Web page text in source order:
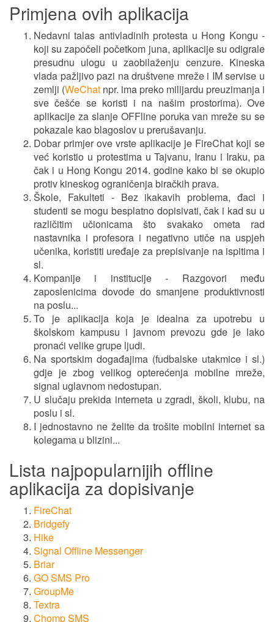
Primjena ovih aplikacija
Nedavni talas antivladinih protesta u Hong Kongu -
koji su započeli početkom juna, aplikacije su odigrale
presudnu ulogu u zaobilaženju cenzure. Kineska
vlada pažljivo pazi na društvene mreže i IM servise u
zemlji (WeChat npr. ima preko milijardu preuzimanja i
sve češće se koristi i na našim prostorima). Ove
aplikacije za slanje OFFline poruka van mreže su se
pokazale kao blagoslov u prerušavanju.
Dobar primjer ove vrste aplikacije je FireChat koji se
već koristio u protestima u Tajvanu, Iranu i Iraku, pa
čak i u Hong Kongu 2014. godine kako bi se okupio
protiv kineskog ograničenja biračkih prava.
Škole, Fakulteti - Bez ikakavih problema, đaci i
studenti se mogu besplatno dopisivati, čak i kad su u
različitim učionicama što svakako ometa rad
nastavnika i profesora i negativno utiče na uspjeh
učenika, koristiti uređaje za prepisivanje na ispitima i
sl.
Kompanije i institucije - Razgovori među
zaposlenicima dovode do smanjene produktivnosti
na poslu...
To je aplikacija koja je idealna za upotrebu u
školskom kampusu i javnom prevozu gde je lako
pronaći velike grupe ljudi.
Na sportskim događajima (fudbalske utakmice i sl.)
gdje je zbog velikog opterećenja mobilne mreže,
signal uglavnom nedostupan.
U slučaju prekida interneta u zgradi, školi, klubu, na
poslu i sl.
I jednostavno ne želite da trošite mobilni internet sa
kolegama u blizini...
Lista najpopularnijih offline
aplikacija za dopisivanje
FireChat
Bridgefy
Hike
Signal Offline Messenger
Briar
GO SMS Pro
GroupMe
Textra
Chomp SMS